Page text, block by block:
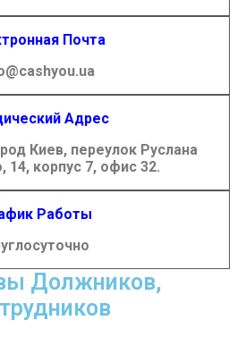
Почта
Адрес
Киев, переулок Руслана
14, корпус 7, офис 32.
Работы
Должников,